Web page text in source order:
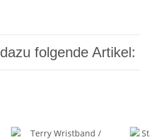
folgende Artikel: